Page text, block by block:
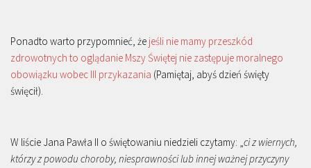
Ponadto warto przypomnieć, że jeśli nie mamy przeszkód
zdrowotnych to oglądanie Mszy Świętej nie zastępuje moralnego
obowiązku wobec III przykazania (Pamiętaj, abyś dzień święty
święcił).
W liście Jana Pawła II o świętowaniu niedzieli czytamy: „ci z wiernych,
którzy z powodu choroby, niesprawności lub innej ważnej przyczyny